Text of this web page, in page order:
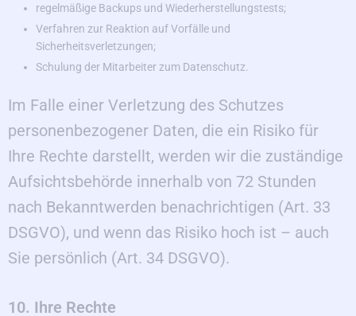
regelmäßige Backups und Wiederherstellungstests;
Verfahren zur Reaktion auf Vorfälle und
Sicherheitsverletzungen;
Schulung der Mitarbeiter zum Datenschutz.
Im Falle einer Verletzung des Schutzes
personenbezogener Daten, die ein Risiko für
Ihre Rechte darstellt, werden wir die zuständige
Aufsichtsbehörde innerhalb von 72 Stunden
nach Bekanntwerden benachrichtigen (Art. 33
DSGVO), und wenn das Risiko hoch ist – auch
Sie persönlich (Art. 34 DSGVO).
10. Ihre Rechte